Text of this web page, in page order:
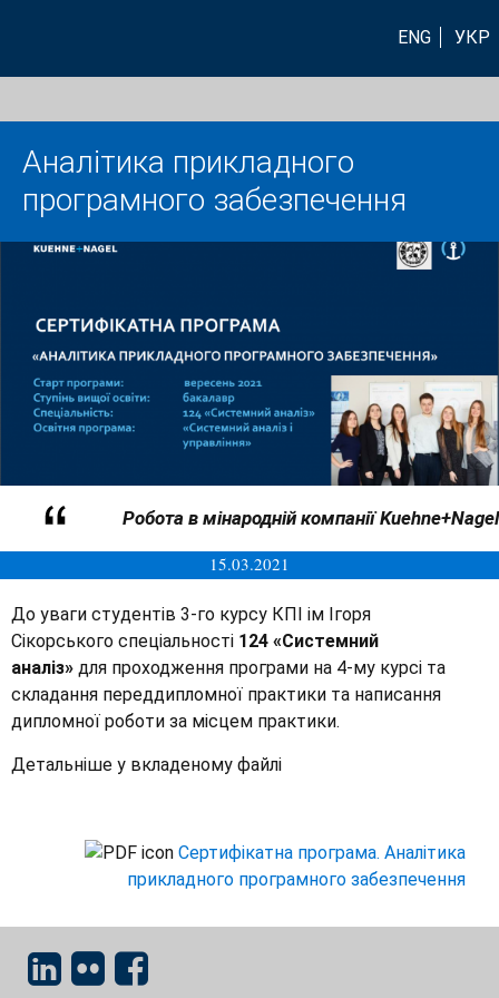
ENG УКР
Аналітика прикладного
програмного забезпечення
Робота в мінародній компанії Kuehne+Nagel
15.03.2021
До уваги студентів 3-го курсу КПІ ім Ігоря
Сікорського спеціальності 124 «Системний
аналіз» для проходження програми на 4-му курсі та
складання переддипломної практики та написання
дипломної роботи за місцем практики.
Детальніше у вкладеному файлі
Сертифікатна програма. Аналітика
прикладного програмного забезпечення